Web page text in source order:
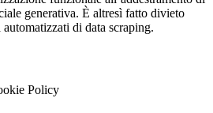
generativa. È altresì fatto divieto
di data scraping.
Policy